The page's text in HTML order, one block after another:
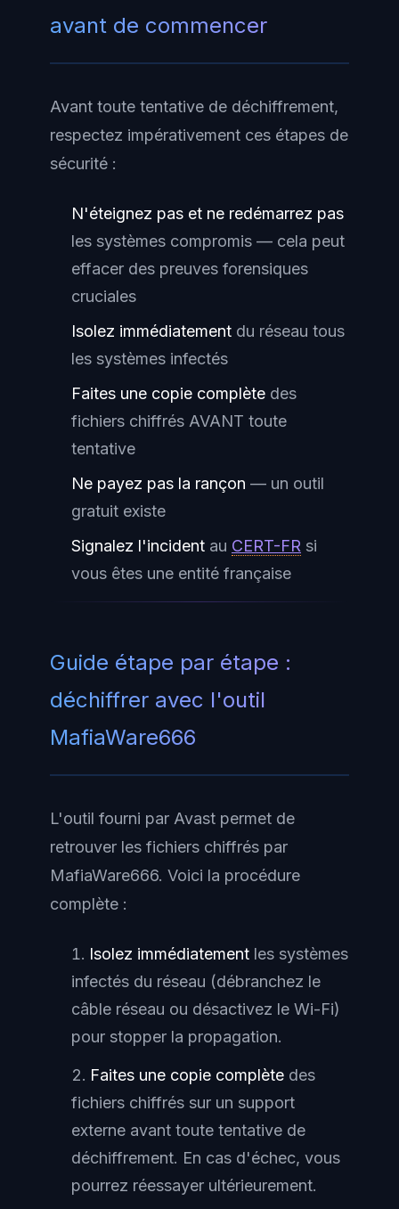
avant de commencer
Avant toute tentative de déchiffrement,
respectez impérativement ces étapes de
sécurité :
N'éteignez pas et ne redémarrez pas
les systèmes compromis — cela peut
effacer des preuves forensiques
cruciales
Isolez immédiatement du réseau tous
les systèmes infectés
Faites une copie complète des
fichiers chiffrés AVANT toute
tentative
Ne payez pas la rançon — un outil
gratuit existe
Signalez l'incident au CERT-FR si
vous êtes une entité française
Guide étape par étape :
déchiffrer avec l'outil
MafiaWare666
L'outil fourni par Avast permet de
retrouver les fichiers chiffrés par
MafiaWare666. Voici la procédure
complète :
Isolez immédiatement les systèmes
infectés du réseau (débranchez le
câble réseau ou désactivez le Wi-Fi)
pour stopper la propagation.
Faites une copie complète des
fichiers chiffrés sur un support
externe avant toute tentative de
déchiffrement. En cas d'échec, vous
pourrez réessayer ultérieurement.